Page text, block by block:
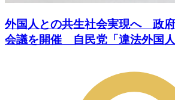
外国人との共生社会実現へ 政
会議を開催 自民党「違法外国